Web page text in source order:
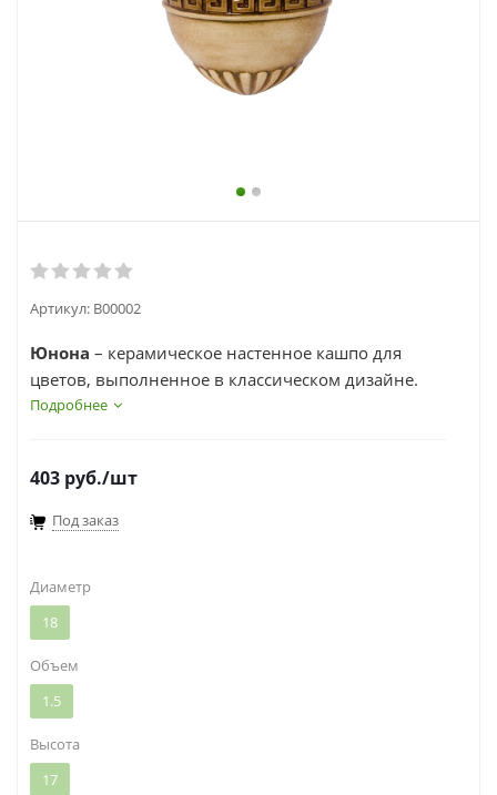
Артикул: В00002
Юнона – керамическое настенное кашпо для
цветов, выполненное в классическом дизайне.
Подробнее
403 руб./шт
Под заказ
Диаметр
18
Объем
1.5
Высота
17